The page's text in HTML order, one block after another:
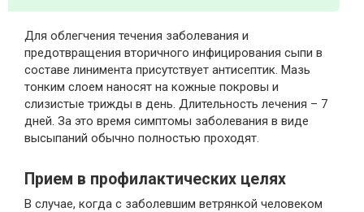
Для облегчения течения заболевания и
предотвращения вторичного инфицирования сыпи в
составе линимента присутствует антисептик. Мазь
тонким слоем наносят на кожные покровы и
слизистые трижды в день. Длительность лечения – 7
дней. За это время симптомы заболевания в виде
высыпаний обычно полностью проходят.
Прием в профилактических целях
В случае, когда с заболевшим ветрянкой человеком